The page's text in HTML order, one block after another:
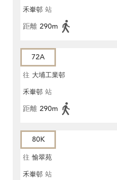
禾輋邨 站
距離 290m
72A
往 大埔工業邨
禾輋邨 站
距離 290m
80K
往 愉翠苑
禾輋邨 站